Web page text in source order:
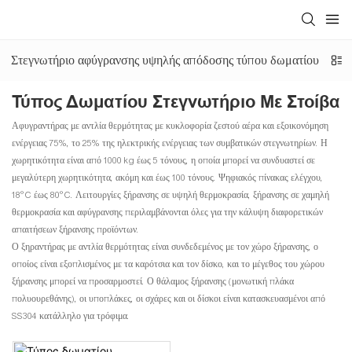
Στεγνωτήριο αφύγρανσης υψηλής απόδοσης τύπου δωματίου
Τύπος Δωματίου Στεγνωτήριο Με Στοίβα
Αφυγραντήρας με αντλία θερμότητας με κυκλοφορία ζεστού αέρα και εξοικονόμηση
ενέργειας 75%, το 25% της ηλεκτρικής ενέργειας των συμβατικών στεγνωτηρίων. Η
χωρητικότητα είναι από 1000 kg έως 5 τόνους, η οποία μπορεί να συνδυαστεί σε
μεγαλύτερη χωρητικότητα, ακόμη και έως 100 τόνους. Ψηφιακός πίνακας ελέγχου,
18°C ​​έως 80°C. Λειτουργίες ξήρανσης σε υψηλή θερμοκρασία, ξήρανσης σε χαμηλή
θερμοκρασία και αφύγρανσης περιλαμβάνονται όλες για την κάλυψη διαφορετικών
απαιτήσεων ξήρανσης προϊόντων.
Ο ξηραντήρας με αντλία θερμότητας είναι συνδεδεμένος με τον χώρο ξήρανσης, ο
οποίος είναι εξοπλισμένος με τα καρότσια και τον δίσκο, και το μέγεθος του χώρου
ξήρανσης μπορεί να προσαρμοστεί. Ο θάλαμος ξήρανσης (μονωτική πλάκα
πολυουρεθάνης), οι υποπλάκες, οι σχάρες και οι δίσκοι είναι κατασκευασμένοι από
SS304 κατάλληλο για τρόφιμα.